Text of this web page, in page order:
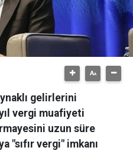
gelirlerini
vergi muafiyeti
uzun süre
"sıfır vergi" imkanı